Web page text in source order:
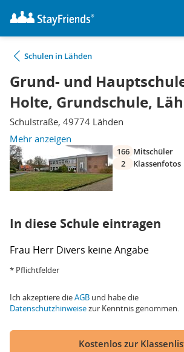
Schulen in Lähden
Grund- und
Holte, Grundschule,
Schulstraße, 49774 Lähden
Mehr anzeigen
166 Mitschüler
2
Klassenfotos
In diese Schule eintragen
Frau Herr Divers keine Angabe
* Pflichtfelder
Ich akzeptiere dieAGB und habe die
Datenschutzhinweisezur Kenntnis genommen.
Kostenlos zur